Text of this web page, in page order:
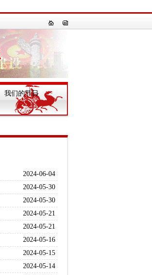
我们的节日 一
2024-06-04
2024-05-30
2024-05-30
2024-05-21
2024-05-21
2024-05-16
2024-05-15
2024-05-14